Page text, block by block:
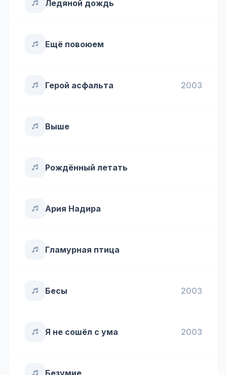
Ледяной дождь
Ещё повоюем
Герой асфальта 2003
Выше
Рождённый летать
Ария Надира
Гламурная птица
Бесы 2003
Я не сошёл с ума 2003
Безумие